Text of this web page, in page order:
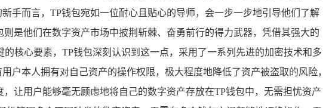
手而言，TP钱包宛如一位耐心且贴心的导师，会一步一步地引导他们了解
是他们在数字资产市场中披荆斩棘、奋勇前行的得力武器，凭借其强大的
核心要素，TP钱包深刻认识到这一点，采用了一系列先进的加密技术和多
本人拥有对自己资产的操作权限，极大程度地降低了资产被盗取的风险，
让用户能够毫无顾虑地将自己的数字资产存放在TP钱包中，无需担忧资产